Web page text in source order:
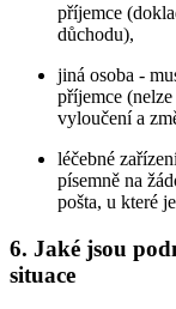
příjemce
důchodu),
jiná osoba -
příjemce
vyloučení a
léčebné
písemně na
pošta, u které
6. Jaké jsou
situace